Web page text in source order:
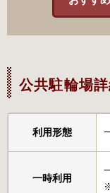
公共駐輪場詳
利用形態
一時利用